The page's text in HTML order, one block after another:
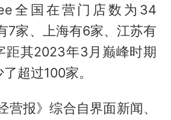
全国在营门店数为34
7家、上海有6家、江苏有
距其2023年3月巅峰时期
超过100家。
营报》综合自界面新闻、